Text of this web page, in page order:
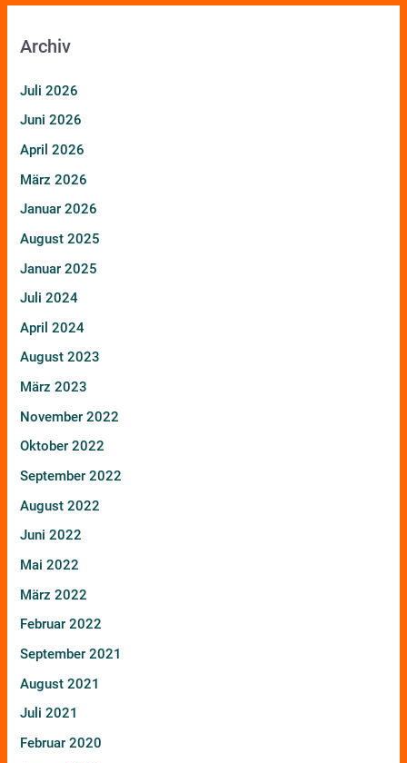
Archiv
Juli 2026
Juni 2026
April 2026
März 2026
Januar 2026
August 2025
Januar 2025
Juli 2024
April 2024
August 2023
März 2023
November 2022
Oktober 2022
September 2022
August 2022
Juni 2022
Mai 2022
März 2022
Februar 2022
September 2021
August 2021
Juli 2021
Februar 2020